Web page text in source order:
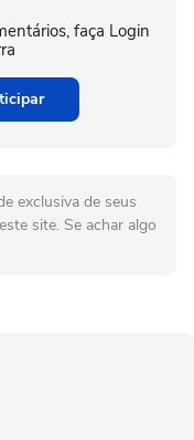
faça Login
exclusiva de seus
site. Se achar algo